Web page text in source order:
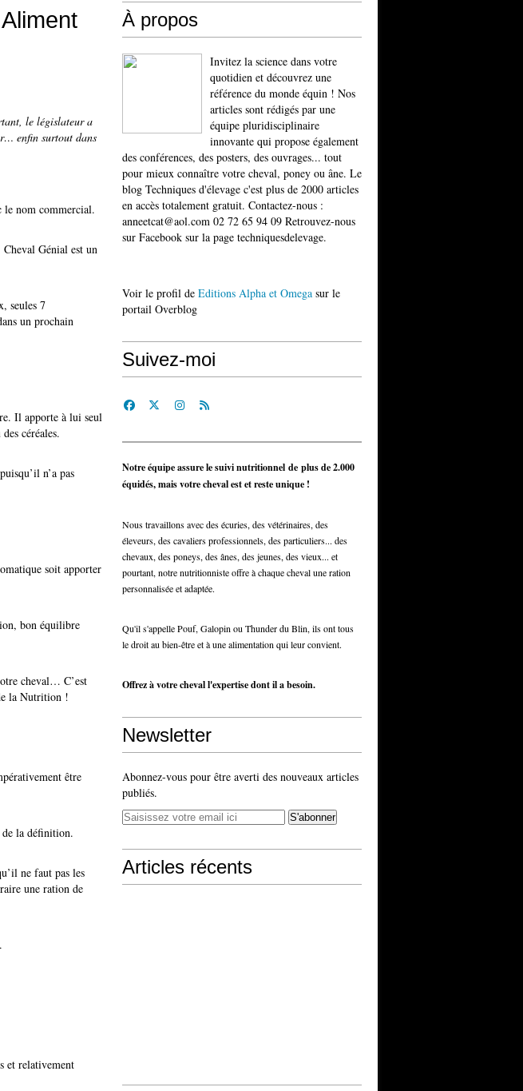
le législateur a
enfin surtout dans
le nom commercial.
Génial est un
seules 7
un prochain
Il apporte à lui seul
céréales.
n’a pas
soit apporter
bon équilibre
cheval… C’est
la Nutrition !
être
de la définition.
ne faut pas les
une ration de
et relativement
À propos
Invitez la science dans votre
quotidien et découvrez une
référence du monde équin ! Nos
articles sont rédigés par une
équipe pluridisciplinaire
innovante qui propose également
des conférences, des posters, des ouvrages... tout
pour mieux connaître votre cheval, poney ou âne. Le
blog Techniques d'élevage c'est plus de 2000 articles
en accès totalement gratuit. Contactez-nous :
anneetcat@aol.com 02 72 65 94 09 Retrouvez-nous
sur Facebook sur la page techniquesdelevage.
Voir le profil de Editions Alpha et Omega sur le
portail Overblog
Suivez-moi
Notre équipe assure le suivi nutritionnel de plus de 2.000
équidés, mais votre cheval est et reste unique !
Nous travaillons avec des écuries, des vétérinaires, des
éleveurs, des cavaliers professionnels, des particuliers... des
chevaux, des poneys, des ânes, des jeunes, des vieux... et
pourtant, notre nutritionniste offre à chaque cheval une ration
personnalisée et adaptée.
Qu'il s'appelle Pouf, Galopin ou Thunder du Blin, ils ont tous
le droit au bien-être et à une alimentation qui leur convient.
Offrez à votre cheval l'expertise dont il a besoin.
Newsletter
Abonnez-vous pour être averti des nouveaux articles
publiés.
Articles récents